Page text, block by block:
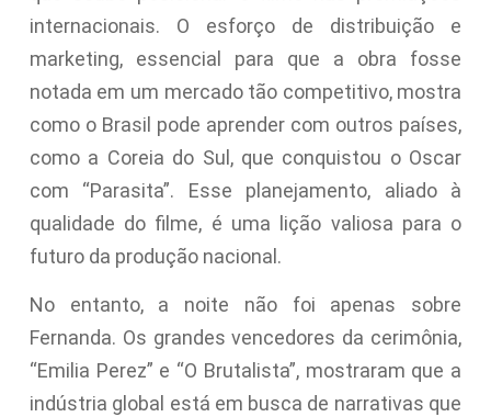
internacionais. O esforço de distribuição e
marketing, essencial para que a obra fosse
notada em um mercado tão competitivo, mostra
como o Brasil pode aprender com outros países,
como a Coreia do Sul, que conquistou o Oscar
com “Parasita”. Esse planejamento, aliado à
qualidade do filme, é uma lição valiosa para o
futuro da produção nacional.
No entanto, a noite não foi apenas sobre
Fernanda. Os grandes vencedores da cerimônia,
“Emilia Perez” e “O Brutalista”, mostraram que a
indústria global está em busca de narrativas que